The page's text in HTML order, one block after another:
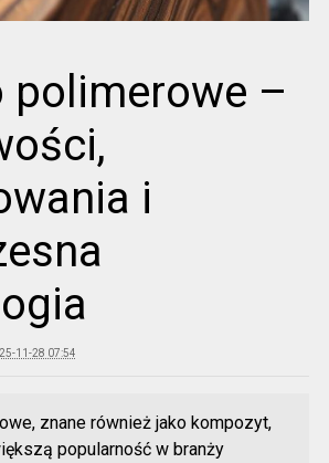
polimerowe –
i
11-28 07:54
znane również jako kompozyt,
popularność w branży